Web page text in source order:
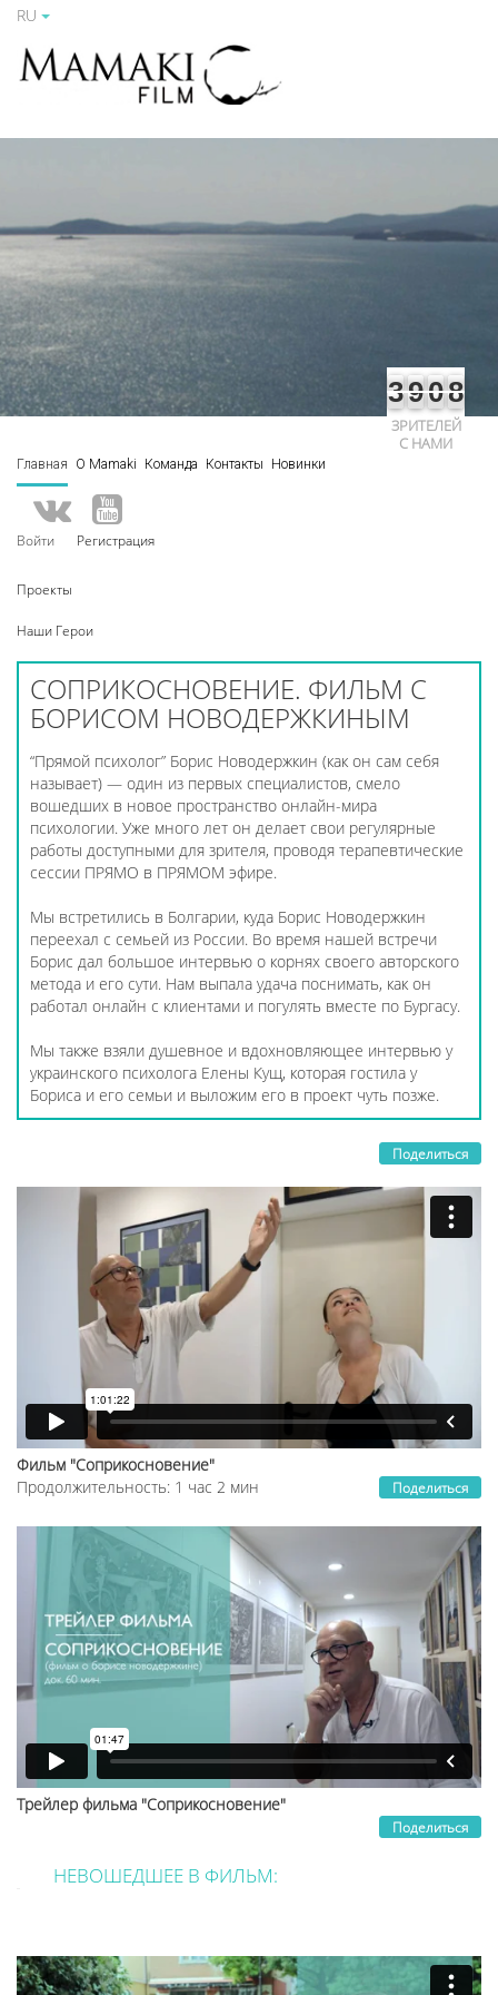
RU
3908
ЗРИТЕЛЕЙ
С НАМИ
Главная О Mamaki Команда Контакты Новинки
Войти Регистрация
Проекты
Наши Герои
СОПРИКОСНОВЕНИЕ. ФИЛЬМ С
БОРИСОМ НОВОДЕРЖКИНЫМ
“Прямой психолог” Борис Новодержкин (как он сам себя
называет) — один из первых специалистов, смело
вошедших в новое пространство онлайн-мира
психологии. Уже много лет он делает свои регулярные
работы доступными для зрителя, проводя терапевтические
сессии ПРЯМО в ПРЯМОМ эфире.
Мы встретились в Болгарии, куда Борис Новодержкин
переехал с семьей из России. Во время нашей встречи
Борис дал большое интервью о корнях своего авторского
метода и его сути. Нам выпала удача поснимать, как он
работал онлайн с клиентами и погулять вместе по Бургасу.
Мы также взяли душевное и вдохновляющее интервью у
украинского психолога Елены Кущ, которая гостила у
Бориса и его семьи и выложим его в проект чуть позже.
Поделиться
Поделиться
Фильм "Соприкосновение"
Продолжительность: 1 час 2 мин
Поделиться
Трейлер фильма "Соприкосновение"
НЕВОШЕДШЕЕ В ФИЛЬМ: